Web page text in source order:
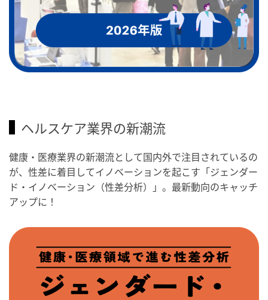
ヘルスケア業界の新潮流
健康・医療業界の新潮流として国内外で注目されているの
が、性差に着目してイノベーションを起こす「ジェンダー
ド・イノベーション（性差分析）」。最新動向のキャッチ
アップに！